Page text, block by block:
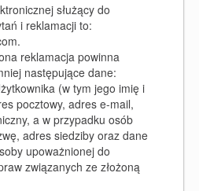
służący do
i reklamacji to:
reklamacja powinna
następujące dane:
(w tym jego imię i
pocztowy, adres e-mail,
a w przypadku osób
adres siedziby oraz dane
upoważnionej do
związanych ze złożoną